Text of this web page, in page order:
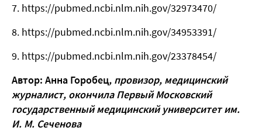
https://pubmed.ncbi.nlm.nih.gov/32973470/
https://pubmed.ncbi.nlm.nih.gov/34953391/
https://pubmed.ncbi.nlm.nih.gov/23378454/
Автор: Анна Горобец, провизор, медицинский
журналист, окончила Первый Московский
государственный медицинский университет им.
И. М. Сеченова